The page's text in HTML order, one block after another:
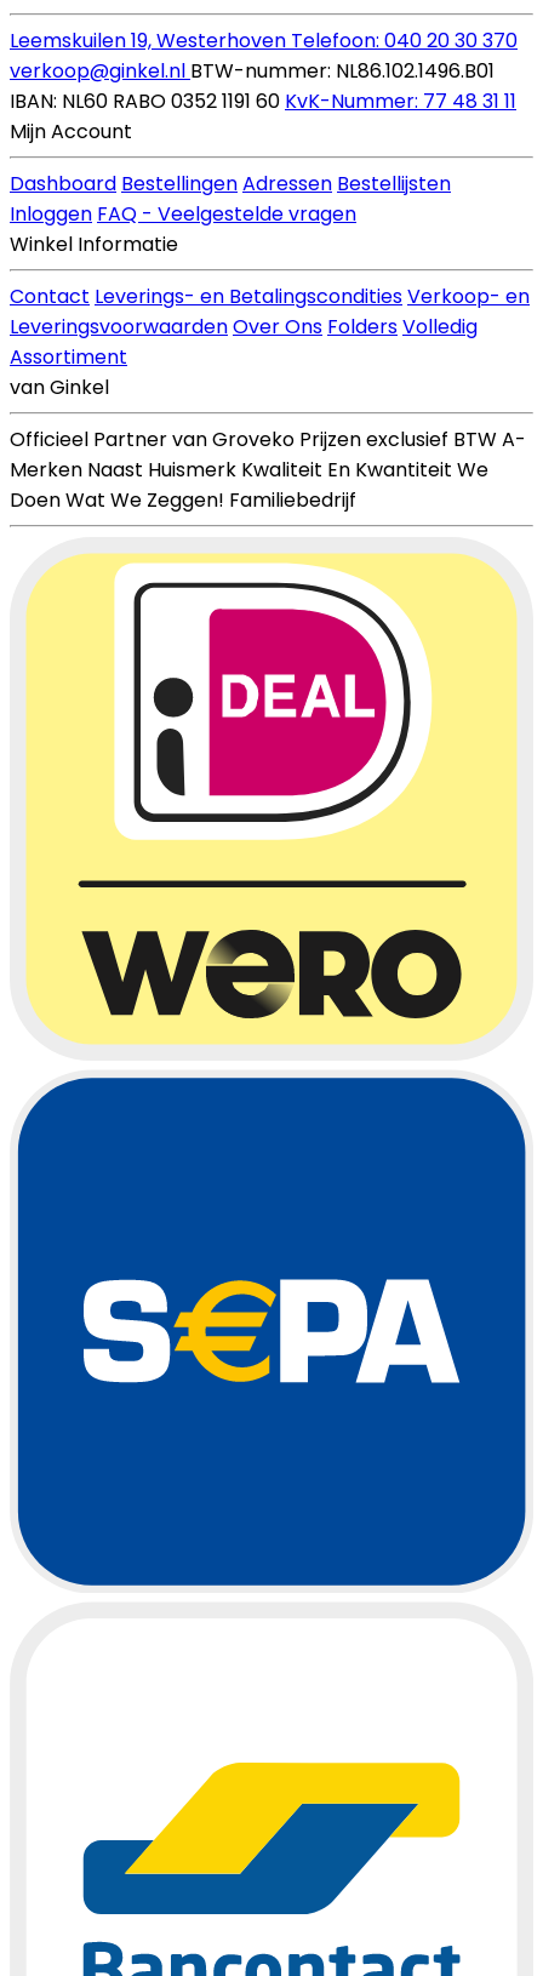
Leemskuilen 19, Westerhoven Telefoon: 040 20 30 370
verkoop@ginkel.nl BTW-nummer: NL86.102.1496.B01
IBAN: NL60 RABO 0352 1191 60 KvK-Nummer: 77 48 31 11
Mijn Account
Dashboard BestellingenAdressen Bestellijsten
Inloggen FAQ - Veelgestelde vragen
Winkel Informatie
Contact Leverings- en BetalingsconditiesVerkoop- en
LeveringsvoorwaardenOver Ons FoldersVolledig
Assortiment
van Ginkel
Officieel Partner van Groveko Prijzen exclusief BTWA-
Merken Naast Huismerk Kwaliteit En Kwantiteit We
Doen Wat We Zeggen! Familiebedrijf